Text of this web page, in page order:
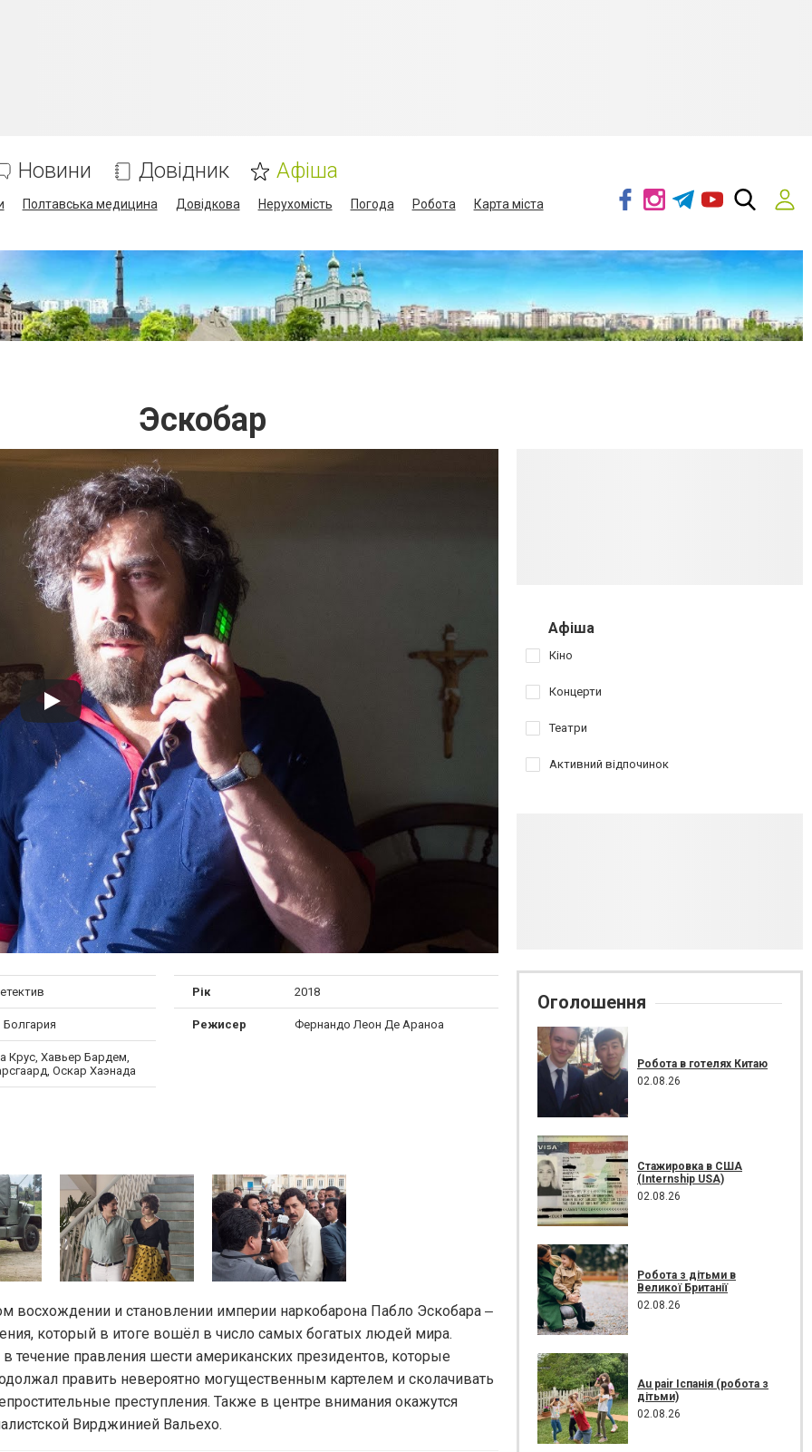
Новини Довідник Афіша
Полтавська медицина Довідкова Нерухомість Погода Робота Карта міста
Эскобар
Болгария
Крус, Хавьер Бардем,
Оскар Хаэнада
Рік 2018
Режисер Фернандо Леон Де Араноа
восхождении и становлении империи наркобарона Пабло Эскобара ‒
который в итоге вошёл в число самых богатых людей мира.
правления шести американских президентов, которые
править невероятно могущественным картелем и сколачивать
преступления. Также в центре внимания окажутся
Вирджинией Вальехо.
Афіша
Кіно
Концерти
Театри
Активний відпочинок
Оголошення
Робота в готелях Китаю
02.08.26
Стажировка в США
(Internship USA)
02.08.26
Робота з дітьми в
Великої Британії
02.08.26
Au pair Іспанія (робота з
дітьми)
02.08.26